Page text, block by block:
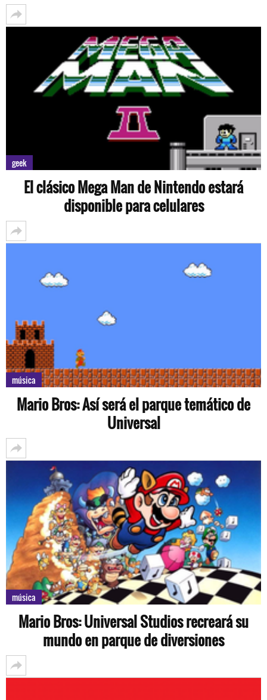
geek
El clásico Mega Man de Nintendo estará
disponible para celulares
música
Mario Bros: Así será el parque temático de
Universal
música
Mario Bros: Universal Studios recreará su
mundo en parque de diversiones